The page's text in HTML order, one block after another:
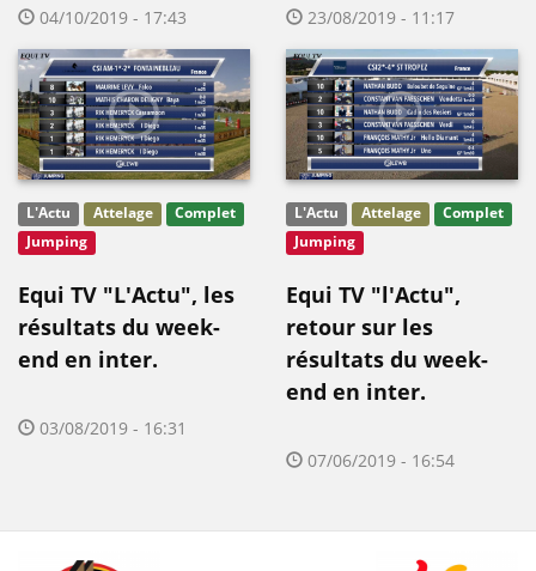
04/10/2019 - 17:43 23/08/2019 - 11:17
L'Actu Attelage
Complet
Jumping
Equi TV "L'Actu", les
résultats du week-
end en inter.
03/08/2019 - 16:31
L'Actu Attelage
Complet
Jumping
Equi TV "l'Actu",
retour sur les
résultats du week-
end en inter.
07/06/2019 - 16:54